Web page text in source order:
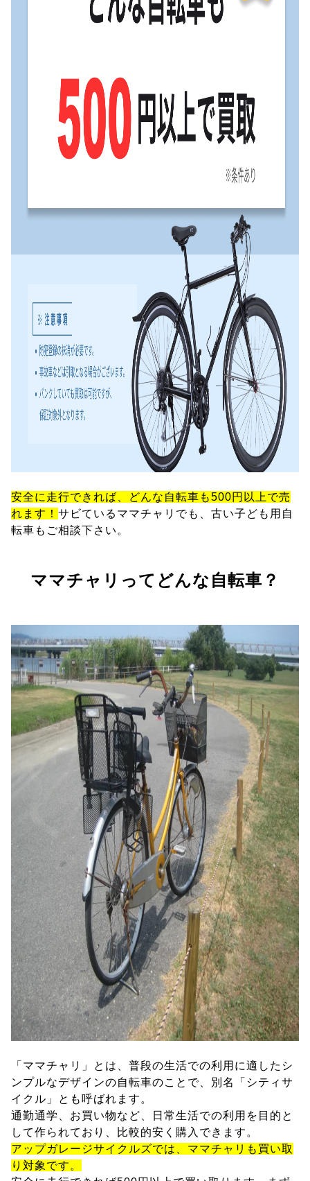
安全に走行できれば、どんな自転車も500円以上で売
れます！ サビているママチャリでも、古い子ども用自
転車もご相談下さい。
ママチャリってどんな自転車？
「ママチャリ」とは、普段の生活での利用に適したシ
ンプルなデザインの自転車のことで、別名「シティサ
イクル」とも呼ばれます。
通勤通学、お買い物など、日常生活での利用を目的と
して作られており、比較的安く購入できます。
アップガレージサイクルズでは、ママチャリも買い取
り対象です。